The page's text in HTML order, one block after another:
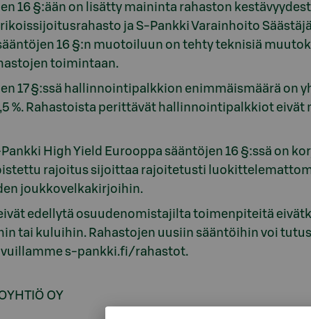
16 §:ään on lisätty maininta rahaston
ja S-Pankki Varainhoito
16 §:n muotoiluun on tehty teknisiä
toimintaan.
17 §:ssä hallinnointipalkkion enimmäismäärä on
%. Rahastoista perittävät hallinnointipalkkiot
High Yield Eurooppa sääntöjen 16 §:ssä on
rajoitus sijoittaa rajoitetusti
joukkovelkakirjoihin.
edellytä osuudenomistajilta toimenpiteitä
tai kuluihin. Rahastojen uusiin sääntöihin voi
s-pankki.fi/rahastot.
OY